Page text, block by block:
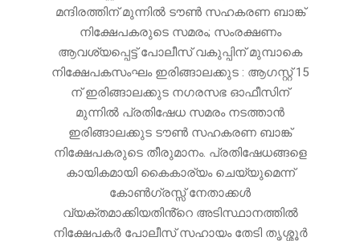
മന്ദിരത്തിന് മുന്നിൽ ടൗൺ സഹകരണ ബാങ്ക്
നിക്ഷേപകരുടെ സമരം; സംരക്ഷണം
ആവശ്യപ്പെട്ട് പോലീസ് വകുപ്പിന് മുമ്പാകെ
നിക്ഷേപകസംഘം ഇരിങ്ങാലക്കുട : ആഗസ്റ്റ് 15
ന് ഇരിങ്ങാലക്കുട നഗരസഭ ഓഫീസിന്
മുന്നിൽ പ്രതിഷേധ സമരം നടത്താൻ
ഇരിങ്ങാലക്കുട ടൗൺ സഹകരണ ബാങ്ക്
നിക്ഷേപകരുടെ തീരുമാനം. പ്രതിഷേധങ്ങളെ
കായികമായി കൈകാര്യം ചെയ്യുമെന്ന്
കോൺഗ്രസ്സ് നേതാക്കൾ
വ്യക്തമാക്കിയതിൻ്റെ അടിസ്ഥാനത്തിൽ
നിക്ഷേപകർ പോലീസ് സഹായം തേടി തൃശ്ശൂർ